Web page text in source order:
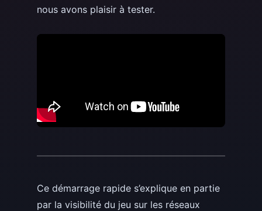
nous avons plaisir à tester.
Ce démarrage rapide s’explique en partie
par la visibilité du jeu sur les réseaux